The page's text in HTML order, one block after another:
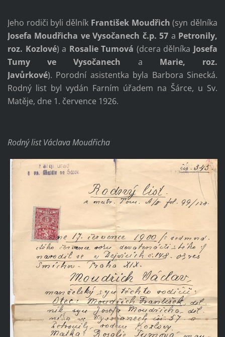
Jeho rodiči byli dělník František Moudřich (syn dělníka
Josefa Moudřicha ve Vysočanech č.p. 57 a Petronily,
roz. Kozlové) a Rosalie Tumová (dcera dělníka Josefa
Tumy ve Vysočanech a Marie, roz.
Javůrkové). Porodní asistentka byla Barbora Sinecká.
Rodný list byl vydán Farním úřadem na Šárce, u Sv.
Matěje, dne 1. července 1926.
Rodný list Václava Moudřicha